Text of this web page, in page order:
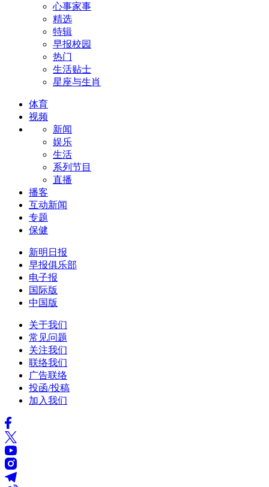
心事家事
精选
特辑
早报校园
热门
生活贴士
星座与生肖
体育
视频
新闻
娱乐
生活
系列节目
直播
播客
互动新闻
专题
保健
新明日报
早报俱乐部
电子报
国际版
中国版
关于我们
常见问题
关注我们
联络我们
广告联络
投函/投稿
加入我们